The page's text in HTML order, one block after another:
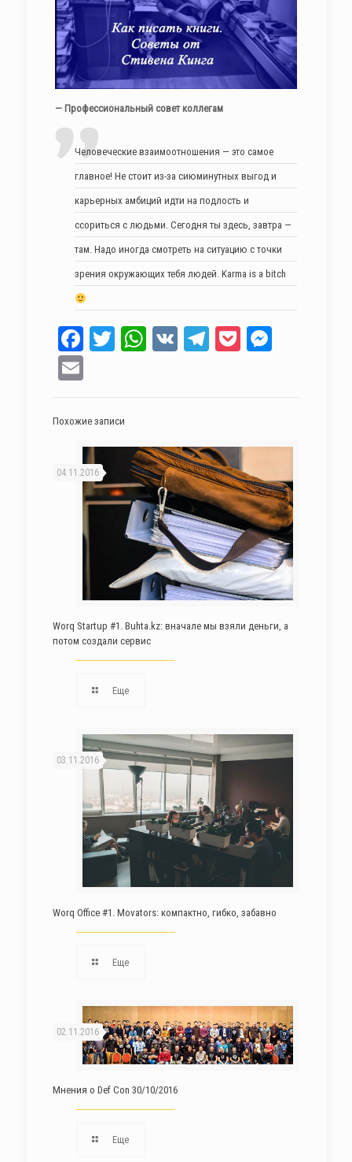
— Профессиональный совет коллегам
Человеческие взаимоотношения — это самое
главное! Не стоит из-за сиюминутных выгод и
карьерных амбиций идти на подлость и
ссориться с людьми. Сегодня ты здесь, завтра —
там. Надо иногда смотреть на ситуацию с точки
зрения окружающих тебя людей. Karma is a bitch
Facebook
TwitterWhatsApp
VK Telegram
Pocket
Похожие записи
04.11.2016
Worq Startup #1. Buhta.kz: вначале мы взяли деньги, а
потом создали сервис
Еще
03.11.2016
Worq Office #1. Movators: компактно, гибко, забавно
Еще
02.11.2016
Мнения о Def Con 30/10/2016
Еще